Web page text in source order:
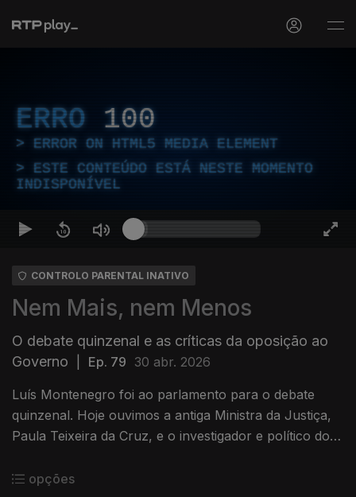
ERRO 100
ERROR ON HTML5 MEDIA ELEMENT
ESTE CONTEÚDO ESTÁ NESTE MOMENTO
INDISPONÍVEL
CONTROLO PARENTAL INATIVO
Nem Mais, nem Menos
O debate quinzenal e as críticas da oposição ao
Governo
Ep. 79 30 abr. 2026
Luís Montenegro foi ao parlamento para o debate
quinzenal. Hoje ouvimos a antiga Ministra da Justiça,
Paula Teixeira da Cruz, e o investigador e político do
oposição.
opções